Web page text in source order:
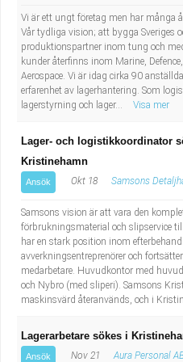
Vi är ett ungt företag men har många
Vår tydliga vision; att bygga Sveriges
produktionspartner inom tung och
kunder återfinns inom Marine,
Aerospace. Vi är idag cirka 90
erfarenhet av lagerhantering. Som
lagerstyrning och lager...
Visa mer
Lager- och logistikkoordinator
Kristinehamn
Ansök Okt 18 Samsons
Samsons vision är att vara den
förbrukningsmaterial och slipservice
har en stark position inom
avverkningsentreprenörer och
medarbetare. Huvudkontor med
och Nybro (med sliperi). Samsons
maskinsvärd återanvänds, och i
Lagerarbetare sökes i
Ansök Nov 21 Aura Personal